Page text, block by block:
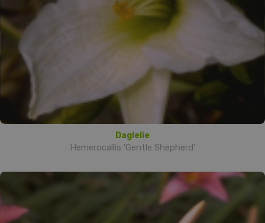
Daglelie
Hemerocallis 'Gentle Shepherd'